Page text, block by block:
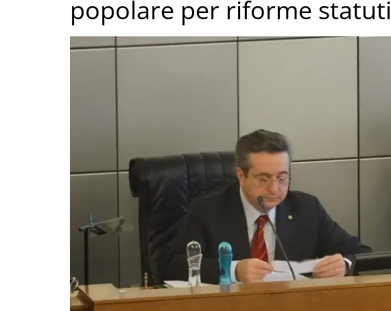
popolare per riforme statuti